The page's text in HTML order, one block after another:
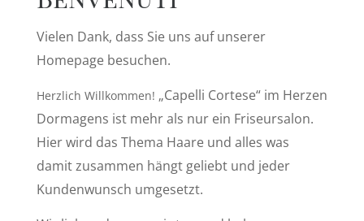
Vielen Dank, dass Sie uns auf unserer
Homepage besuchen.
Herzlich Willkommen! „Capelli Cortese“ im Herzen
Dormagens ist mehr als nur ein Friseursalon.
Hier wird das Thema Haare und alles was
damit zusammen hängt geliebt und jeder
Kundenwunsch umgesetzt.